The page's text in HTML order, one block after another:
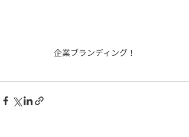
企業ブランディング！